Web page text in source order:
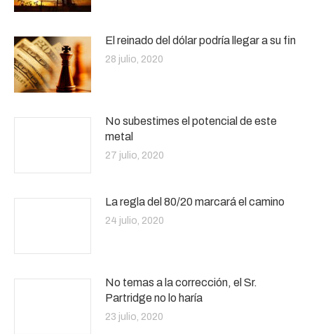
El reinado del dólar podría llegar a su fin
28 julio, 2020
No subestimes el potencial de este
metal
27 julio, 2020
La regla del 80/20 marcará el camino
24 julio, 2020
No temas a la corrección, el Sr.
Partridge no lo haría
23 julio, 2020